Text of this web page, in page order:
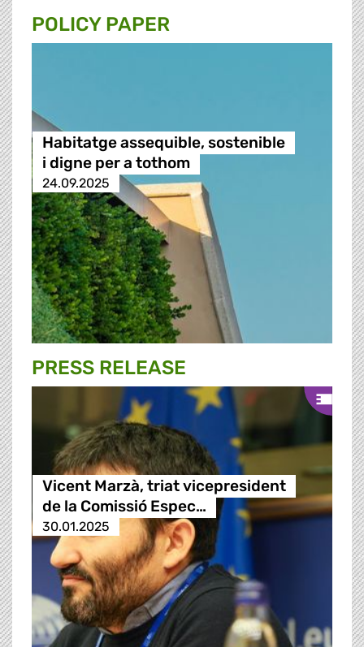
POLICY PAPER
Habitatge assequible, sostenible
i digne per a tothom
24.09.2025
PRESS RELEASE
Vicent Marzà, triat vicepresident
de la Comissió Espec…
30.01.2025